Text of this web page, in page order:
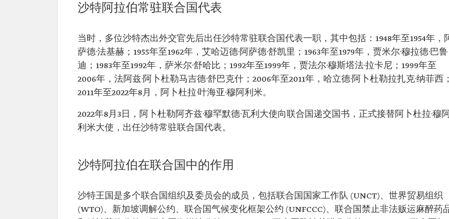
沙特阿拉伯常驻联合国代表
当时，多位沙特杰出外交官先后出任沙特常驻联合国代表一职，其中包括：1948年至1954年，
萨德·法基赫；1955年至1962年，艾哈迈德·阿萨德·舒凯里；1963年至1979年，贾米尔·穆拉德·巴鲁
迪；1983年至1992年，萨米尔·舒哈比；1992年至1999年，贾法尔·穆斯塔法·拉卡尼；1999年至
2006年，法阿兹·阿卜杜勒马吉德·舒巴克什；2006年至2011年，哈立德·阿卜杜勒拉扎克·纳菲西
2011年至2022年8月，阿卜杜拉·叶海亚·穆阿利米。
2022年8月3日，阿卜杜勒阿齐兹·穆罕默德·瓦利大使向联合国递交国书，正式接替阿卜杜拉·穆
利米大使，出任沙特常驻联合国代表。
沙特阿拉伯在联合国中的作用
沙特王国是多个联合国组织及委员会的成员，包括联合国国家工作队 (UNCT)、世界贸易组织
(WTO)、新加坡调解公约、联合国气候变化框架公约 (UNFCCC)、联合国禁止非法贩运麻醉药